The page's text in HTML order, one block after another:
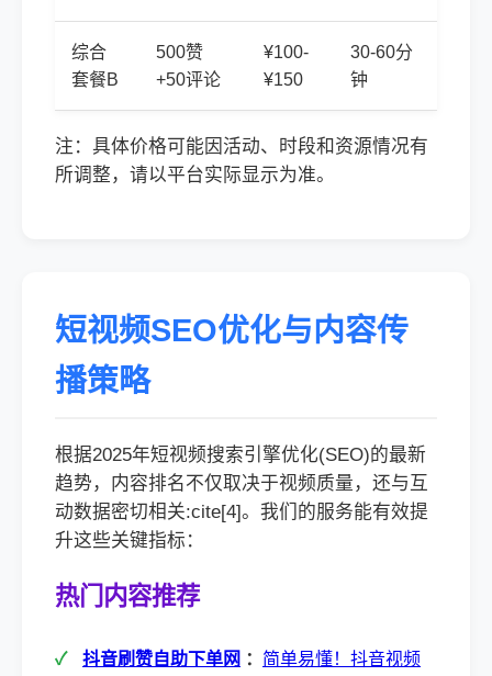
综合
套餐B
500赞
+50评论
¥100-
¥150
30-60分
钟
注：具体价格可能因活动、时段和资源情况有
所调整，请以平台实际显示为准。
短视频SEO优化与内容传
播策略
根据2025年短视频搜索引擎优化(SEO)的最新
趋势，内容排名不仅取决于视频质量，还与互
动数据密切相关:cite[4]。我们的服务能有效提
升这些关键指标：
热门内容推荐
抖音刷赞自助下单网 ： 简单易懂！抖音视频